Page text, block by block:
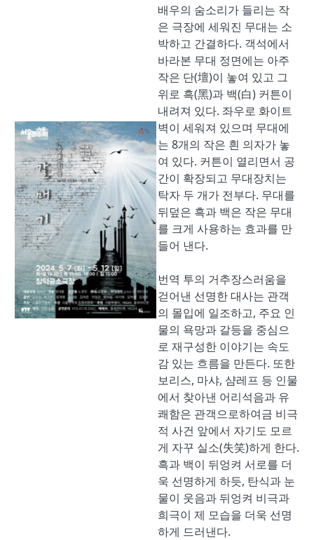
배우의 숨소리가 들리는 작
은 극장에 세워진 무대는 소
박하고 간결하다. 객석에서
바라본 무대 정면에는 아주
작은 단(壇)이 놓여 있고 그
위로 흑(黑)과 백(白) 커튼이
내려져 있다. 좌우로 화이트
벽이 세워져 있으며 무대에
는 8개의 작은 흰 의자가 놓
여 있다. 커튼이 열리면서 공
간이 확장되고 무대장치는
탁자 두 개가 전부다. 무대를
뒤덮은 흑과 백은 작은 무대
를 크게 사용하는 효과를 만
들어 낸다.
번역 투의 거추장스러움을
걷어낸 선명한 대사는 관객
의 몰입에 일조하고, 주요 인
물의 욕망과 갈등을 중심으
로 재구성한 이야기는 속도
감 있는 흐름을 만든다. 또한
보리스, 마샤, 샴레프 등 인물
에서 찾아낸 어리석음과 유
쾌함은 관객으로하여금 비극
적 사건 앞에서 자기도 모르
게 자꾸 실소(失笑)하게 한다.
흑과 백이 뒤엉켜 서로를 더
욱 선명하게 하듯, 탄식과 눈
물이 웃음과 뒤엉켜 비극과
희극이 제 모습을 더욱 선명
하게 드러낸다.